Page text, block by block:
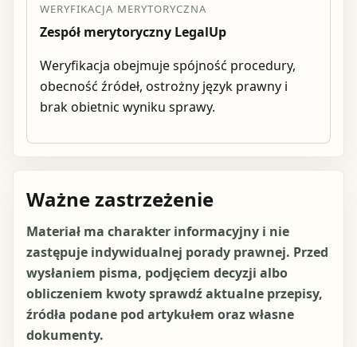
WERYFIKACJA MERYTORYCZNA
Zespół merytoryczny LegalUp
Weryfikacja obejmuje spójność procedury,
obecność źródeł, ostrożny język prawny i
brak obietnic wyniku sprawy.
Ważne zastrzeżenie
Materiał ma charakter informacyjny i nie
zastępuje indywidualnej porady prawnej. Przed
wysłaniem pisma, podjęciem decyzji albo
obliczeniem kwoty sprawdź aktualne przepisy,
źródła podane pod artykułem oraz własne
dokumenty.